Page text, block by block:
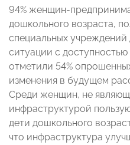
94% женщин-
дошкольного возраста,
специальных учреждений
ситуации с
отметили 54%
изменения в будущем
Среди женщин, не
инфраструктурой
дети дошкольного
что инфраструктура